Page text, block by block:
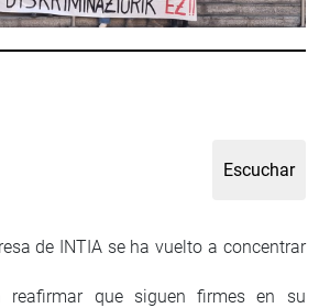
de INTIA se ha vuelto a concentrar
reafirmar que siguen firmes en su